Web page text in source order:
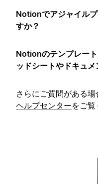
Notionでアジャイル
すか？
Notionのテンプレー
ッドシートやドキュ
さらにご質問がある場
ヘルプセンターをご覧